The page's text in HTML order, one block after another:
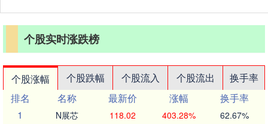
个股实时涨跌榜
个股涨幅 个股跌幅 个股流入 个股流出
换手率
排名
名称 最新价 涨幅
换手率
1
N展芯 118.02 403.28% 62.67%